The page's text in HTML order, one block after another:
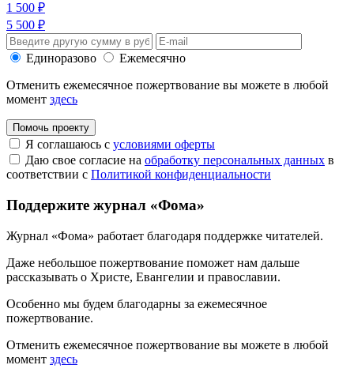
1 500 ₽
5 500 ₽
Единоразово
Ежемесячно
Отменить ежемесячное пожертвование вы можете в любой
момент здесь
Помочь проекту
Я соглашаюсь с условиями оферты
Даю свое согласие на обработку персональных данных в
соответствии с Политикой конфиденциальности
Поддержите журнал «Фома»
Журнал «Фома» работает благодаря поддержке читателей.
Даже небольшое пожертвование поможет нам дальше
рассказывать о Христе, Евангелии и православии.
Особенно мы будем благодарны за ежемесячное
пожертвование.
Отменить ежемесячное пожертвование вы можете в любой
момент здесь